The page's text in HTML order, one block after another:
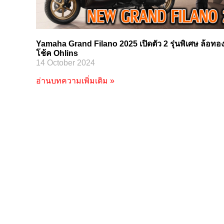
Yamaha Grand Filano 2025 เปิดตัว 2 รุ่นพิเศษ ล้อทอ
โช้ค Ohlins
14 October 2024
อ่านบทความเพิ่มเติม »